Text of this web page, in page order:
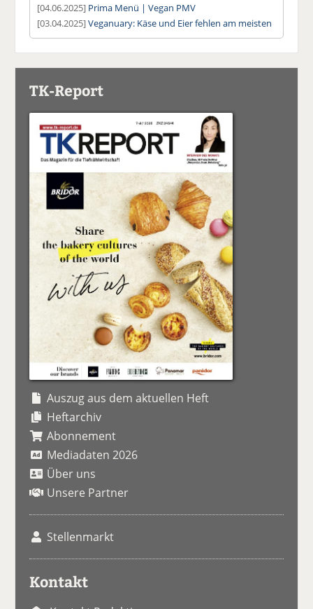
[04.06.2025] Prima Menü | Vegan PMV
[03.04.2025]Veganuary: Käse und Eier fehlen am meisten
TK-Report
Auszug aus dem aktuellen Heft
Heftarchiv
Abonnement
Mediadaten 2026
Über uns
Unsere Partner
Stellenmarkt
Kontakt